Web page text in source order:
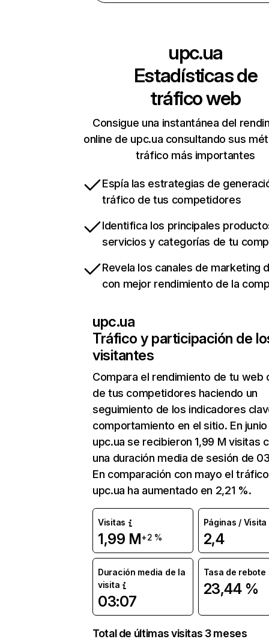
upc.ua
Estadísticas de
tráfico web
Consigue una instantánea del
online de upc.ua consultando sus
tráfico más importantes
Espía las estrategias de
tráfico de tus competidores
Identifica los principales
servicios y categorías de tu
Revela los canales de marketing
con mejor rendimiento de la
upc.ua
Tráfico y participación de
visitantes
Compara el rendimiento de tu web
de tus competidores haciendo un
seguimiento de los indicadores
comportamiento en el sitio. En junio
upc.ua se recibieron 1,99 M visitas
una duración media de sesión de
En comparación con mayo el
upc.ua ha aumentado en 2,21 %.
Visitas
1,99 M+2 %
Páginas / Visita
2,4
Duración media de la
visita
03:07
Tasa de rebote
23,44 %
Total de últimas visitas 3 meses